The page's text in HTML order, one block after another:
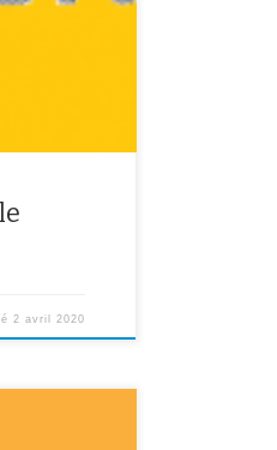
2 avril 2020